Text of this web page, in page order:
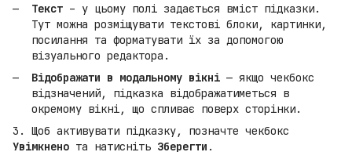
Текст – у цьому полі задається вміст підказки.
Тут можна розміщувати текстові блоки, картинки,
посилання та форматувати їх за допомогою
візуального редактора.
Відображати в модальному вікні — якщо чекбокс
відзначений, підказка відображатиметься в
окремому вікні, що спливає поверх сторінки.
3. Щоб активувати підказку, позначте чекбокс
Увімкнено та натисніть Зберегти .